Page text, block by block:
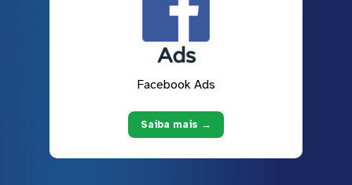
Facebook Ads
Saiba mais →